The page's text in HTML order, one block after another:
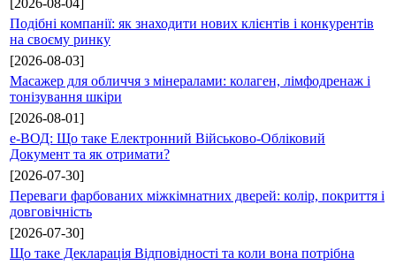
Подібні компанії: як знаходити нових клієнтів і конкурентів
на своєму ринку
[2026-08-03]
Масажер для обличчя з мінералами: колаген, лімфодренаж і
тонізування шкіри
[2026-08-01]
е-ВОД: Що таке Електронний Військово-Обліковий
Документ та як отримати?
[2026-07-30]
Переваги фарбованих міжкімнатних дверей: колір, покриття і
довговічність
[2026-07-30]
Що таке Декларація Відповідності та коли вона потрібна